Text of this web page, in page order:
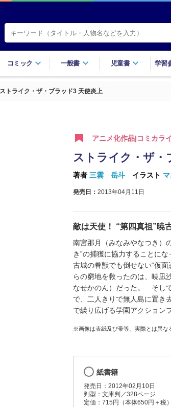
コミック 一般書 児童書 学習
ストライク・ザ・ブラッド3 天使炎上
アニメ化作品|コミカラ
ストライク・ザ・
著者 三雲 岳斗 イラスト
発売日： 2013年04月11日
敵は天使！ “第四真祖”暁
南宮那月（みなみやなつき）
き”の捕獲に協力することに
古城の眷獣でも倒せない“仮
らの窮地を救ったのは、暁凪
なせかのん）だった。 そし
で、二人きりで無人島に置
で繰り広げる学園アクション
※画像は表紙及び帯等、実際とは異な
紙書籍
発売日：2012年02月10日
判型：文庫判／328ページ
定価：715円（本体650円＋税）